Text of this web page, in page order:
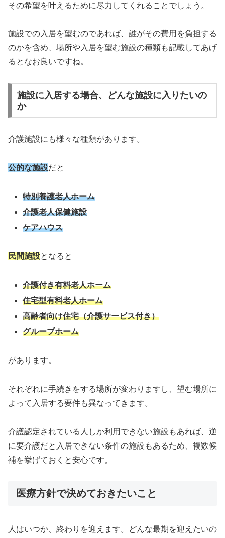
その希望を叶えるために尽力してくれることでしょう。
施設での入居を望むのであれば、誰がその費用を負担する
のかを含め、場所や入居を望む施設の種類も記載してあげ
るとなお良いですね。
施設に入居する場合、どんな施設に入りたいの
か
介護施設にも様々な種類があります。
公的な施設だと
特別養護老人ホーム
介護老人保健施設
ケアハウス
民間施設となると
介護付き有料老人ホーム
住宅型有料老人ホーム
高齢者向け住宅（介護サービス付き）
グループホーム
があります。
それぞれに手続きをする場所が変わりますし、望む場所に
よって入居する要件も異なってきます。
介護認定されている人しか利用できない施設もあれば、逆
に要介護だと入居できない条件の施設もあるため、複数候
補を挙げておくと安心です。
医療方針で決めておきたいこと
人はいつか、終わりを迎えます。どんな最期を迎えたいの